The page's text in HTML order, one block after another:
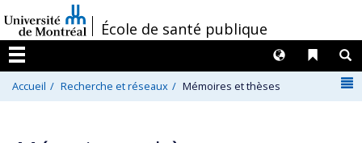
au
contenu
/École de santé publique
Menu
Liens
Langues
Accueil Recherche et réseaux Mémoires et thèses